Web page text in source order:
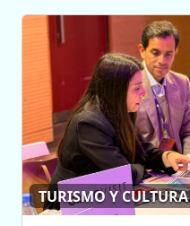
TURISMO Y